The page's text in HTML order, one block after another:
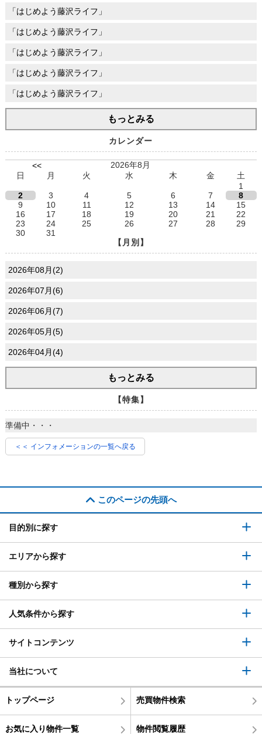
「はじめよう藤沢ライフ」
「はじめよう藤沢ライフ」
「はじめよう藤沢ライフ」
「はじめよう藤沢ライフ」
「はじめよう藤沢ライフ」
もっとみる
カレンダー
<<
2026年8月
日
月 火 水 木 金
土
1
2
3 4 5 6 7
8
9
10 11 12 13 14
15
16
17 18 19 20 21
22
23
24 25 26 27 28
29
30
31
【月別】
2026年08月(2)
2026年07月(6)
2026年06月(7)
2026年05月(5)
2026年04月(4)
もっとみる
【特集】
準備中・・・
＜＜ インフォメーションの一覧へ戻る
このページの先頭へ
目的別に探す
エリアから探す
種別から探す
人気条件から探す
サイトコンテンツ
当社について
トップページ 売買物件検索
お気に入り物件一覧 物件閲覧履歴